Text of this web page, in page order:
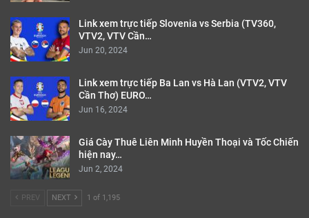
Link xem trực tiếp Slovenia vs Serbia (TV360,
VTV2, VTV Cần…
Jun 20, 2024
Link xem trực tiếp Ba Lan vs Hà Lan (VTV2, VTV
Cần Thơ) EURO…
Jun 16, 2024
Giá Cày Thuê Liên Minh Huyền Thoại và Tốc Chiến
hiện nay…
Jun 2, 2024
PREV NEXT 1 of 1,195